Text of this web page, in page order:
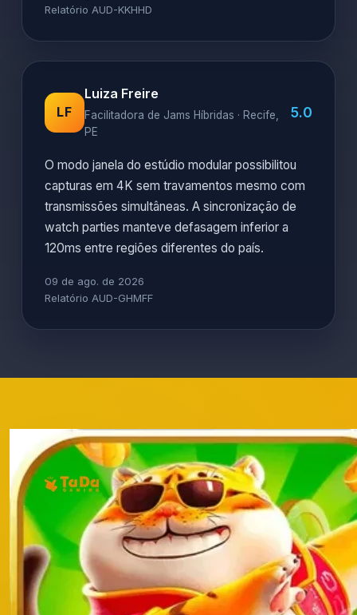
Relatório AUD-KKHHD
LF
Luiza Freire
Facilitadora de Jams Híbridas · Recife,
PE
5.0
O modo janela do estúdio modular possibilitou
capturas em 4K sem travamentos mesmo com
transmissões simultâneas. A sincronização de
watch parties manteve defasagem inferior a
120ms entre regiões diferentes do país.
09 de ago. de 2026
Relatório AUD-GHMFF